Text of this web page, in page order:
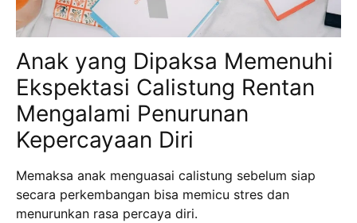
Anak yang Dipaksa Memenuhi
Ekspektasi Calistung Rentan
Mengalami Penurunan
Kepercayaan Diri
Memaksa anak menguasai calistung sebelum siap
secara perkembangan bisa memicu stres dan
menurunkan rasa percaya diri.